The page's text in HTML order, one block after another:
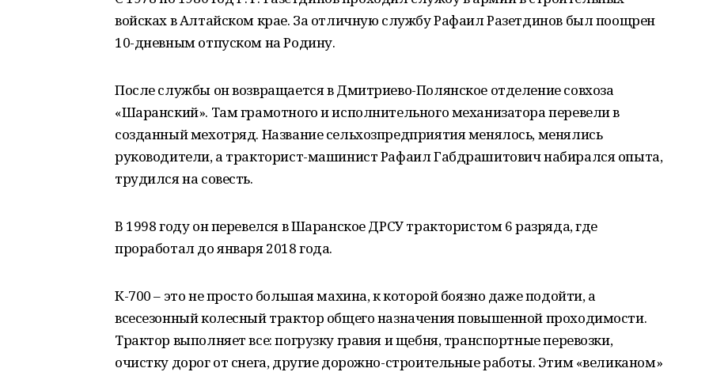
войсках в Алтайском крае. За отличную службу Рафаил Разетдинов был поощрен
10-дневным отпуском на Родину.
После службы он возвращается в Дмитриево-Полянское отделение совхоза
«Шаранский». Там грамотного и исполнительного механизатора перевели в
созданный мехотряд. Название сельхозпредприятия менялось, менялись
руководители, а тракторист-машинист Рафаил Габдрашитович набирался опыта,
трудился на совесть.
В 1998 году он перевелся в Шаранское ДРСУ трактористом 6 разряда, где
проработал до января 2018 года.
К-700 – это не просто большая махина, к которой боязно даже подойти, а
всесезонный колесный трактор общего назначения повышенной проходимости.
Трактор выполняет все: погрузку гравия и щебня, транспортные перевозки,
очистку дорог от снега, другие дорожно-строительные работы. Этим «великаном»